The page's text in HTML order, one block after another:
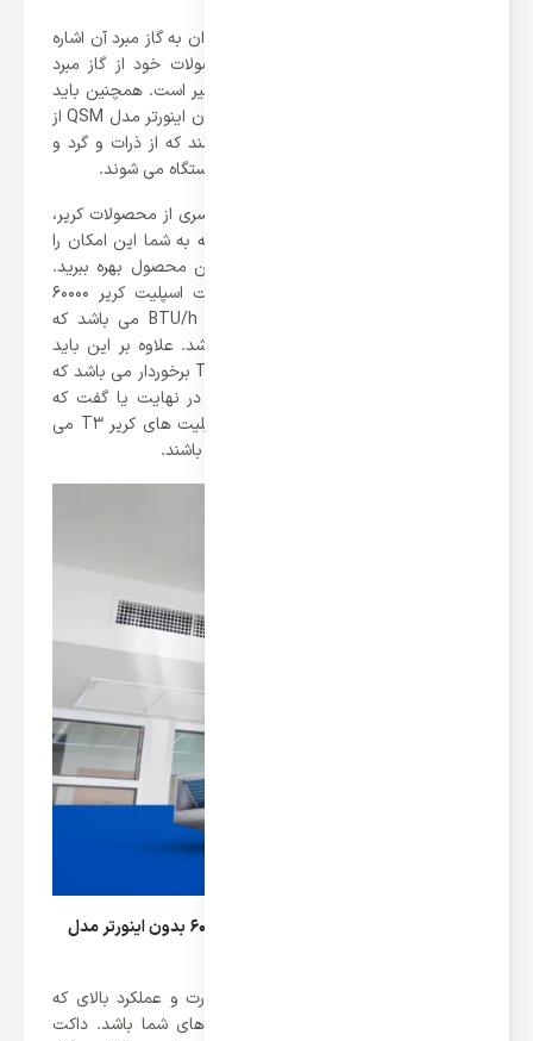
از دیگر نکات برجسته این محصول می توان به گاز مبرد آن اشاره
کرد که برند کریر موفق شده برای محصولات خود از گاز مبرد
R410a بهره ببرد که در نوع خودش بی نظیر است. همچنین باید
اشاره کرد که داکت اسپلیت کریر 60000 بدون اینورتر مدل QSM از
فیلتر های Easy Clean برخوردار می باشند که از ذرات و گرد و
غبار جلوگیری می کنند و باعث طول عمر دستگاه می شوند.
یکی از ویژگی های مثبت و برجسته این سری از محصولات کریر،
عملکرد سرمایشی و گرمایشی می باشد که به شما این امکان را
می دهد که در تمامی فصول سال از این محصول بهره ببرید.
همانطور که مشاهده می کنید سایزداکت اسپلیت کریر 60000
بدون اینورتر مدل QSM برابر با 60000 BTU/h می باشد که
قدرتمند ترین محصول این سری می باشد. علاوه بر این باید
اشاره کرد که این محصول از عملکرد Turbo برخوردار می باشد که
بهترین عملکرد را به شما ارائه می کند. در نهایت یا گفت که
کلاس آب و هوایی این سری از داکت اسپلیت های کریر T3 می
باشد که برای مناطق گرمسیری مناسب می باشند.
قدرت خنک کنندگی داکت اسپلیت کریر 60000 بدون اینورتر مدل
خرید داکت اسپلیت کریر با توجه به قدرت و عملکرد بالای که
دارند می تواند یکی از بهترین انتخاب های شما باشد. داکت